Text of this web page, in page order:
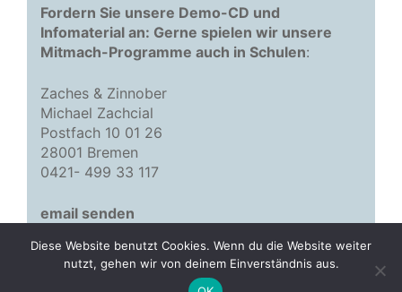
Fordern Sie unsere Demo-CD und
Infomaterial an: Gerne spielen wir unsere
Mitmach-Programme auch in Schulen:
Zaches & Zinnober
Michael Zachcial
Postfach 10 01 26
28001 Bremen
0421- 499 33 117
email senden
Diese Website benutzt Cookies. Wenn du die Website weiter
nutzt, gehen wir von deinem Einverständnis aus.